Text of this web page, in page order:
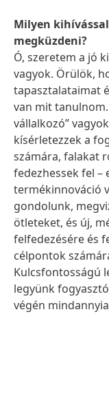
Milyen
megküzdeni?
Ó, szeretem a jó
vagyok. Örülök,
tapasztalataimat
van mit
vállalkozó”
kísérletezzek a
számára, falakat
fedezhessek fel –
termékinnováció
gondolunk,
ötleteket, és új,
felfedezésére és
célpontok
Kulcsfontosságú
legyünk
végén